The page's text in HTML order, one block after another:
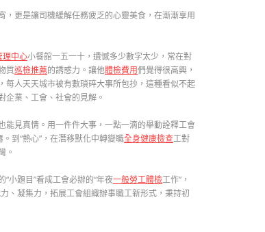
，更是讓司機緩解任務疲乏的心靈美食，在漸漸享用
理中心小餐館一五一十，遺憾多少數字太少，常在對
質巡檢推薦的誘惑力。讓他體檢費用們覺得很高興，
每人天天城市被有數瑣碎大事所包抄，這種看似不起
業、工會、社會的見解。
能見真情。用一件件大事，一點一滴的舉動詮釋工會
到“熱心”，在潛移默化中轉變職全身健康檢查工對
。
小題目”看成工會必辦的“年夜一般勞工體檢工作”，
、凝集力，拓展工會組織辦事職工新形式，秉持初